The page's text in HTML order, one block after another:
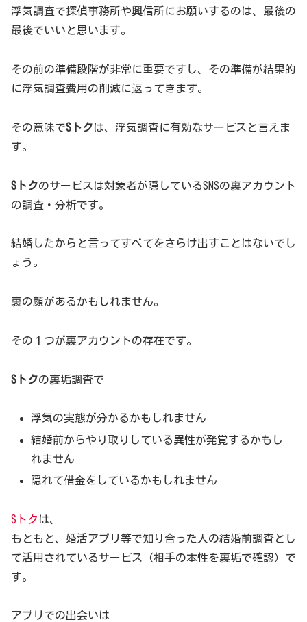
浮気調査で探偵事務所や興信所にお願いするのは、最後の
最後でいいと思います。
その前の準備段階が非常に重要ですし、その準備が結果的
に浮気調査費用の削減に返ってきます。
その意味でSトクは、浮気調査に有効なサービスと言えま
す。
Sトクのサービスは対象者が隠しているSNSの裏アカウント
の調査・分析です。
結婚したからと言ってすべてをさらけ出すことはないでし
ょう。
裏の顔があるかもしれません。
その１つが裏アカウントの存在です。
Sトクの裏垢調査で
浮気の実態が分かるかもしれません
結婚前からやり取りしている異性が発覚するかもし
れません
隠れて借金をしているかもしれません
Sトク は、
もともと、婚活アプリ等で知り合った人の結婚前調査とし
て活用されているサービス（相手の本性を裏垢で確認）で
す。
アプリでの出会いは